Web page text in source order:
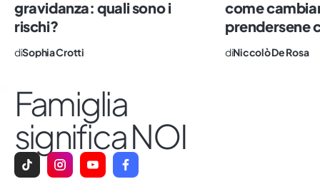
genitori.
gravidanza: quali sono i
rischi?
diSophia Crotti
come
prendersene
diNiccolò De Rosa
Famiglia
significa NOI